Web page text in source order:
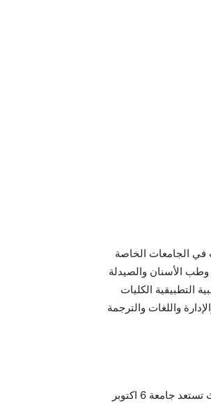
في الجامعات الخاصة
انه لا يعني القبول في الكليات الخاصة بالمرحلة الاولي كلية الطب 95%، وطب الأسنان والصيدلة
الطبية التطبيقية الكليات
والعلوم السياسية والإدارة واللغات والترجمة
حيث تضم جامعة 6 اكتوبر المعتمدة من المجلس الاعلى للجامعات 12 كلية مختلفة ، حيث تستعد جامعة 6 اكتوبر